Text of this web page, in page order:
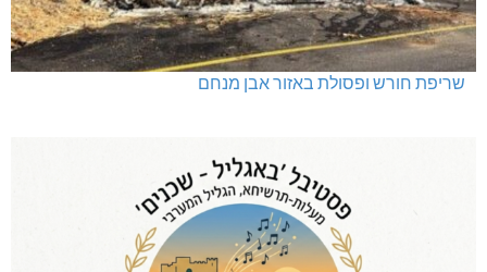
שריפת חורש ופסולת באזור אבן מנחם